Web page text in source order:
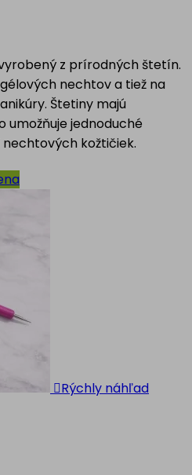
z prírodných štetín.
nechtov a tiež na
Štetiny majú
umožňuje jednoduché
kožtičiek.
Rýchly náhľad